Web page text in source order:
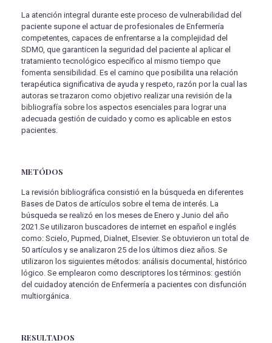
La atención integral durante este proceso de vulnerabilidad del
paciente supone el actuar de profesionales de Enfermería
competentes, capaces de enfrentarse a la complejidad del
SDMO, que garanticen la seguridad del paciente al aplicar el
tratamiento tecnológico específico al mismo tiempo que
fomenta sensibilidad. Es el camino que posibilita una relación
terapéutica significativa de ayuda y respeto, razón por la cual las
autoras se trazaron como objetivo realizar una revisión de la
bibliografía sobre los aspectos esenciales para lograr una
adecuada gestión de cuidado y como es aplicable en estos
pacientes.
METÓDOS
La revisión bibliográfica consistió en la búsqueda en diferentes
Bases de Datos de artículos sobre el tema de interés. La
búsqueda se realizó en los meses de Enero y Junio del año
2021.Se utilizaron buscadores de internet en español e inglés
como: Scielo, Pupmed, Dialnet, Elsevier. Se obtuvieron un total de
50 artículos y se analizaron 25 de los últimos diez años. Se
utilizaron los siguientes métodos: análisis documental, histórico
lógico. Se emplearon como descriptores los términos: gestión
del cuidadoy atención de Enfermería a pacientes con disfunción
multiorgánica.
RESULTADOS